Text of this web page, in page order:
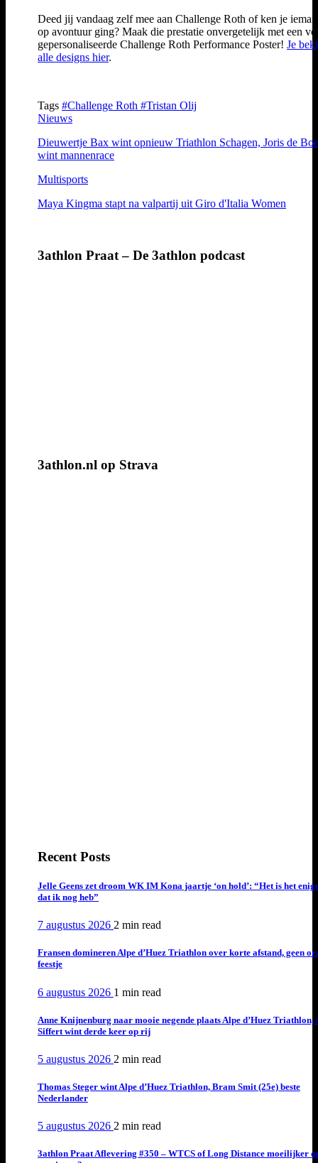
Deed jij vandaag zelf mee aan Challenge Roth of ken je
op avontuur ging? Maak die prestatie onvergetelijk met een
gepersonaliseerde Challenge Roth Performance Poster! Je
alle designs hier.
Tags #Challenge Roth #Tristan Olij
Nieuws
Dieuwertje Bax wint opnieuw Triathlon Schagen, Joris de
wint mannenrace
Multisports
Maya Kingma stapt na valpartij uit Giro d'Italia Women
3athlon Praat – De 3athlon podcast
3athlon.nl op Strava
Recent Posts
Jelle Geens zet droom WK IM Kona jaartje ‘on hold’: “Het is het
dat ik nog heb”
7 augustus 2026 2 min read
Fransen domineren Alpe d’Huez Triathlon over korte afstand, geen
feestje
6 augustus 2026 1 min read
Anne Knijnenburg naar mooie negende plaats Alpe d’Huez Triathlon,
Siffert wint derde keer op rij
5 augustus 2026 2 min read
Thomas Steger wint Alpe d’Huez Triathlon, Bram Smit (25e) beste
Nederlander
5 augustus 2026 2 min read
3athlon Praat Aflevering #350 – WTCS of Long Distance moeilijker